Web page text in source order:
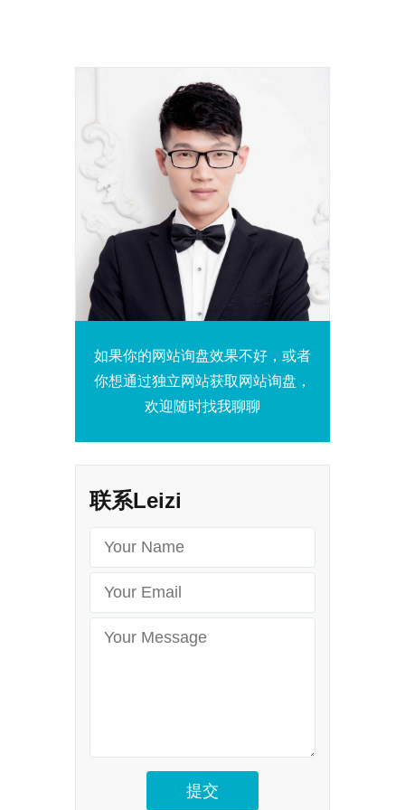
如果你的网站询盘效果不好，或者
你想通过独立网站获取网站询盘，
欢迎随时找我聊聊
联系Leizi